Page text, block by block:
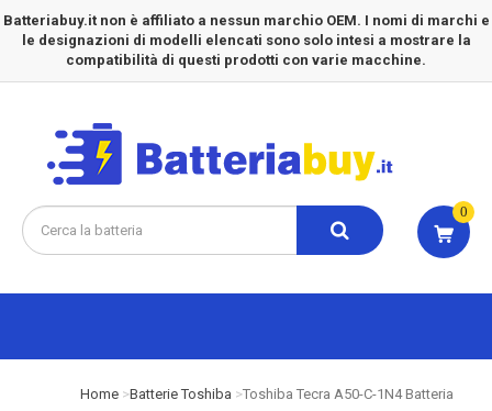
Batteriabuy.it non è affiliato a nessun marchio OEM. I nomi di marchi e
le designazioni di modelli elencati sono solo intesi a mostrare la
compatibilità di questi prodotti con varie macchine.
0
Home Batterie Toshiba Toshiba Tecra A50-C-1N4 Batteria